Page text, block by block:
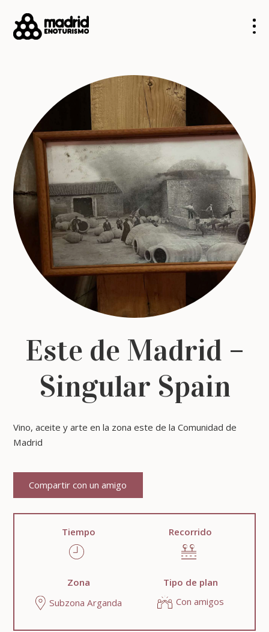
Este de Madrid –
Singular Spain
Vino, aceite y arte en la zona este de la Comunidad de
Madrid
Compartir con un amigo
Tiempo Recorrido
Zona
Subzona Arganda
Tipo de plan
Con amigos